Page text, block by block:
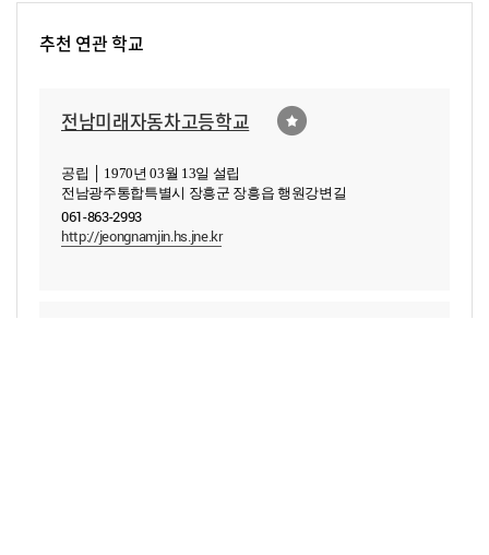
추천 연관 학교
전남미래자동차고등학교
공립 │ 1970년 03월 13일 설립
전남광주통합특별시 장흥군 장흥읍 행원강변길
061-863-2993
http://jeongnamjin.hs.jne.kr